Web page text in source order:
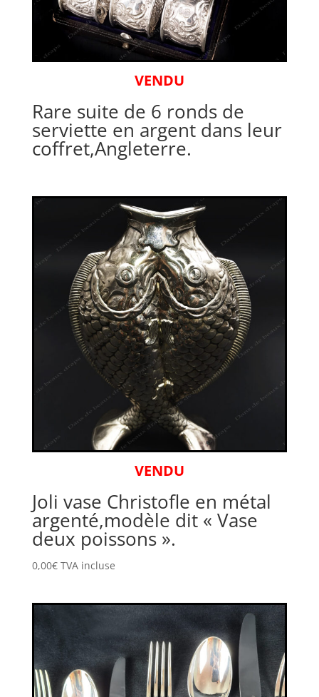
VENDU
Rare suite de 6 ronds de
serviette en argent dans leur
coffret,Angleterre.
VENDU
Joli vase Christofle en métal
argenté,modèle dit « Vase
deux poissons ».
0,00€ TVA incluse